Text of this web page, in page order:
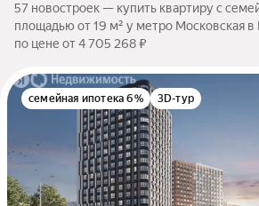
57 новостроек — купить квартиру с
площадью от 19 м² у метро Московская
по цене от 4 705 268 ₽
семейная ипотека 6% 3D-тур